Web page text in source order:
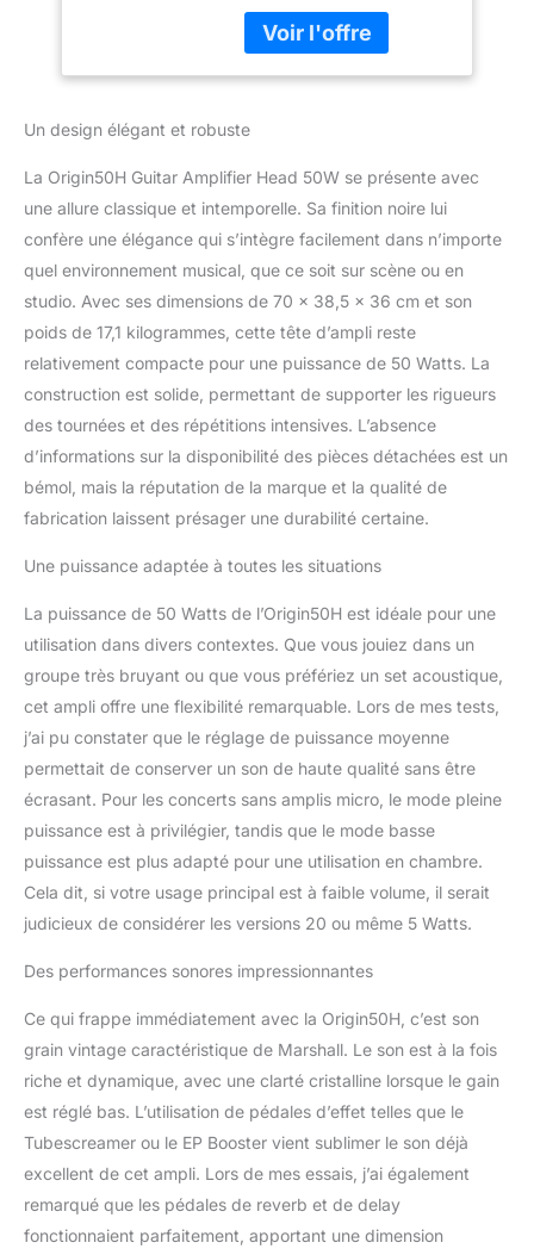
Marshall
Un design élégant et robuste
La Origin50H Guitar Amplifier Head 50W se présente avec
une allure classique et intemporelle. Sa finition noire lui
confère une élégance qui s’intègre facilement dans n’importe
quel environnement musical, que ce soit sur scène ou en
studio. Avec ses dimensions de 70 x 38,5 x 36 cm et son
poids de 17,1 kilogrammes, cette tête d’ampli reste
relativement compacte pour une puissance de 50 Watts. La
construction est solide, permettant de supporter les rigueurs
des tournées et des répétitions intensives. L’absence
d’informations sur la disponibilité des pièces détachées est un
bémol, mais la réputation de la marque et la qualité de
fabrication laissent présager une durabilité certaine.
Une puissance adaptée à toutes les situations
La puissance de 50 Watts de l’Origin50H est idéale pour une
utilisation dans divers contextes. Que vous jouiez dans un
groupe très bruyant ou que vous préfériez un set acoustique,
cet ampli offre une flexibilité remarquable. Lors de mes tests,
j’ai pu constater que le réglage de puissance moyenne
permettait de conserver un son de haute qualité sans être
écrasant. Pour les concerts sans amplis micro, le mode pleine
puissance est à privilégier, tandis que le mode basse
puissance est plus adapté pour une utilisation en chambre.
Cela dit, si votre usage principal est à faible volume, il serait
judicieux de considérer les versions 20 ou même 5 Watts.
Des performances sonores impressionnantes
Ce qui frappe immédiatement avec la Origin50H, c’est son
grain vintage caractéristique de Marshall. Le son est à la fois
riche et dynamique, avec une clarté cristalline lorsque le gain
est réglé bas. L’utilisation de pédales d’effet telles que le
Tubescreamer ou le EP Booster vient sublimer le son déjà
excellent de cet ampli. Lors de mes essais, j’ai également
remarqué que les pédales de reverb et de delay
fonctionnaient parfaitement, apportant une dimension